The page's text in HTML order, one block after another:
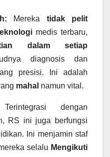
Mereka tidak pelit
medis terbaru,
dalam setiap
diagnosis dan
presisi. Ini adalah
mahal namun vital.
dengan
RS ini juga berfungsi
Ini menjamin staf
selalu Mengikuti